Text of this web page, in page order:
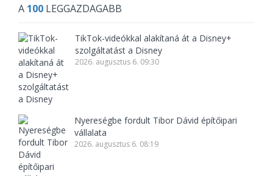
A 100 LEGGAZDAGABB
TikTok-videókkal alakítaná át a Disney+
szolgáltatást a Disney
2026. augusztus 6. 09:30
Nyereségbe fordult Tibor Dávid építőipari
vállalata
2026. augusztus 6. 08:19